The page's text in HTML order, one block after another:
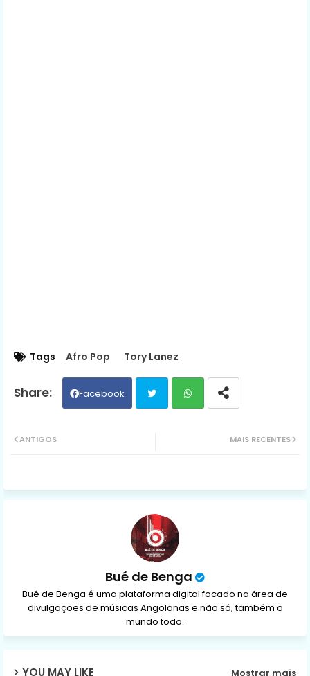
Tags Afro Pop Tory Lanez
Facebook
ap
MAIS RECENTES
ANTIGOS
Bué de Benga
Bué de Benga é uma plataforma digital focado na área de
divulgações de músicas Angolanas e não só, também o
mundo todo.
YOU MAY LIKE Mostrar mais